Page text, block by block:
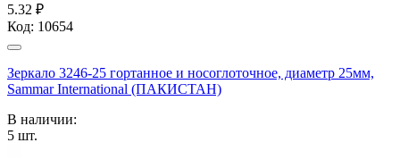
5.32 ₽
Код: 10654
Зеркало 3246-25 гортанное и носоглоточное, диаметр 25мм,
Sammar International (ПАКИСТАН)
В наличии:
5 шт.